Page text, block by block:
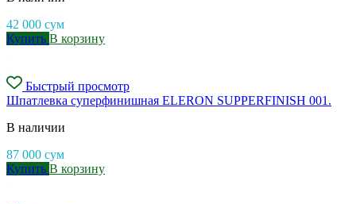
42 000 сум
Купить В корзину
Быстрый просмотр
Шпатлевка суперфинишная ELERON SUPPERFINISH 001.
В наличии
87 000 сум
Купить В корзину